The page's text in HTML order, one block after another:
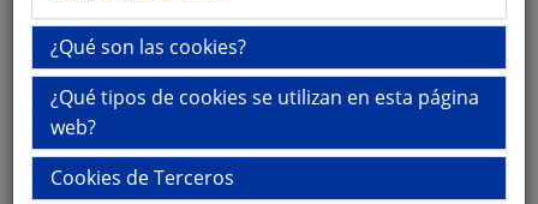
¿Qué son las cookies?
¿Qué tipos de cookies se utilizan en esta página
web?
Cookies de Terceros
Si está interesado en hacer una reserva
comuníquese con el Hotel Adonis City
www.adonisresorts.comy tendrá una tarifa
especial con el código MATRONAS.